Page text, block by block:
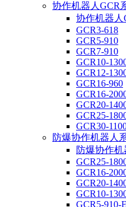
协作机器人GCR
协作机器人
GCR3-618
GCR5-910
GCR7-910
GCR10-
GCR12-
GCR16-960
GCR16-
GCR20-
GCR25-
GCR30-
防爆协作机器人
防爆协作机
GCR25-
GCR16-
GCR20-
GCR10-
GCR5-910-